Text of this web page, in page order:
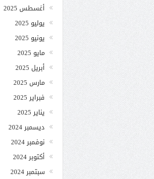
أغسطس 2025
يوليو 2025
يونيو 2025
مايو 2025
أبريل 2025
مارس 2025
فبراير 2025
يناير 2025
ديسمبر 2024
نوفمبر 2024
أكتوبر 2024
سبتمبر 2024